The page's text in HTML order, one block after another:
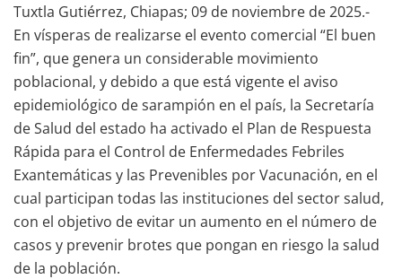
Tuxtla Gutiérrez, Chiapas; 09 de noviembre de 2025.-
En vísperas de realizarse el evento comercial “El buen
fin”, que genera un considerable movimiento
poblacional, y debido a que está vigente el aviso
epidemiológico de sarampión en el país, la Secretaría
de Salud del estado ha activado el Plan de Respuesta
Rápida para el Control de Enfermedades Febriles
Exantemáticas y las Prevenibles por Vacunación, en el
cual participan todas las instituciones del sector salud,
con el objetivo de evitar un aumento en el número de
casos y prevenir brotes que pongan en riesgo la salud
de la población.